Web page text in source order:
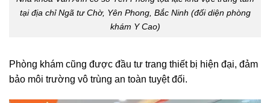
tại địa chỉ Ngã tư Chờ, Yên Phong, Bắc Ninh (đối diện phòng
khám Y Cao)
Phòng khám cũng được đầu tư trang thiết bị hiện đại, đảm
bảo môi trường vô trùng an toàn tuyệt đối.